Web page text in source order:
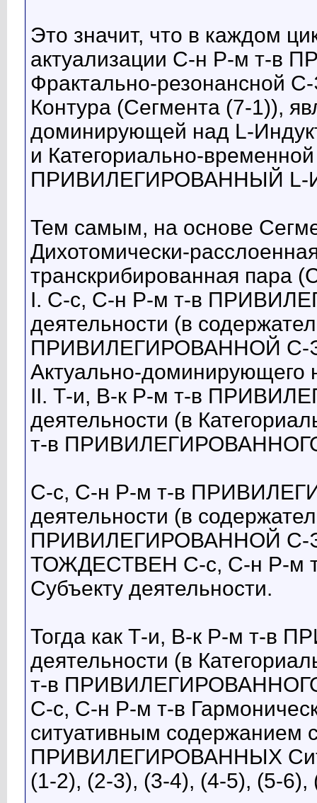
Это значит, что в каждом
актуализации С-н Р-м т-
Фрактально-резонансной
Контура (Сегмента (7-1)),
доминирующей над L-
и Категориально-
ПРИВИЛЕГИРОВАННЫЙ L-
Тем самым, на основе
Дихотомически-
транскрибированная пара
I. C-с, С-н Р-м т-в
деятельности (в
ПРИВИЛЕГИРОВАННОЙ С-
Актуально-доминирующего
II. Т-и, В-к Р-м т-в
деятельности (в
т-в ПРИВИЛЕГИРОВАННОГО
C-с, С-н Р-м т-в
деятельности (в
ПРИВИЛЕГИРОВАННОЙ С-
ТОЖДЕСТВЕН C-с, С-н Р-
Субъекту деятельности.
Тогда как Т-и, В-к Р-м т-в
деятельности (в
т-в ПРИВИЛЕГИРОВАННОГО
С-с, С-н Р-м т-в
ситуативным содержанием
ПРИВИЛЕГИРОВАННЫХ
(1-2), (2-3), (3-4), (4-5), (5-6),